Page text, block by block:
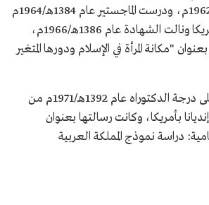
وتخرجت عام 1382هـ/1962م، ودرست الماجستير عام 1384هـ/1964م
في جامعة تكساس بأمريكا ونالت الشهادة عام 1386هـ/1966م،
"مكانة المرأة في الإسلام ودورها المتغير
وحصلت فاتنة شاكر على درجة الدكتوراه عام 1392هـ/1971م من
بأمريكا، وكانت رسالتها بعنوان
دراسة نموذج المملكة العربية